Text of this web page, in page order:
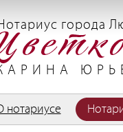
города
нотариусе